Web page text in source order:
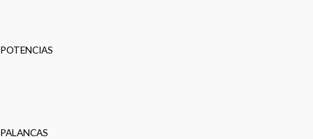
POTENCIAS
PALANCAS